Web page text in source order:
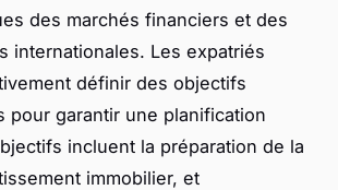
des marchés financiers et des
internationales. Les expatriés
définir des objectifs
pour garantir une planification
incluent la préparation de la
immobilier, et